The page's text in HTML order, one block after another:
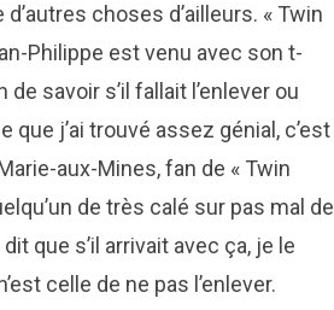
choses d’ailleurs. « Twin
Philippe est venu avec son t-
savoir s’il fallait l’enlever ou
que j’ai trouvé assez génial, c’est
aux-Mines, fan de « Twin
de très calé sur pas mal de
que s’il arrivait avec ça, je le
celle de ne pas l’enlever.